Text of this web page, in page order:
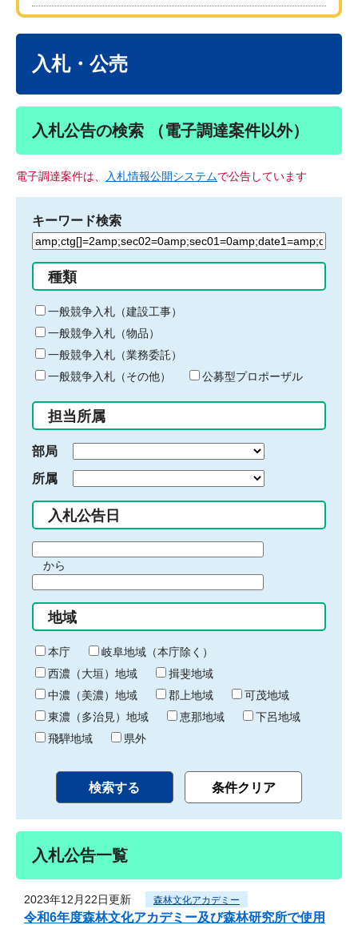
入札・公売
入札公告の検索 （電子調達案件以外）
電子調達案件は、 入札情報公開システムで公告しています
キーワード検索
検
る
キ
ー
ワ
ー
ド
入
力
種類
一般競争入札（建設工事）
一般競争入札（物品）
一般競争入札（業務委託）
一般競争入札（その他）
公募型プロポーザル
担当所属
部局
所属
入札公告日
間
始
り
から
間
終
わ
り
地域
本庁
岐阜地域（本庁除く）
西濃（大垣）地域
揖斐地域
中濃（美濃）地域
郡上地域
可茂地域
東濃（多治見）地域
恵那地域
下呂地域
飛騨地域
県外
入札公告一覧
2023年12月22日更新 森林文化アカデミー
令和6年度森林文化アカデミー及び森林研究所で使用